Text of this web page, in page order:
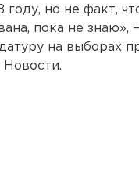
году, но не факт,
пока не знаю»,
на выборах
Новости.